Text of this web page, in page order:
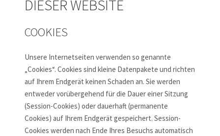
DIESER WEBSITE
COOKIES
Unsere Internetseiten verwenden so genannte
„Cookies“. Cookies sind kleine Datenpakete und richten
auf Ihrem Endgerät keinen Schaden an. Sie werden
entweder vorübergehend für die Dauer einer Sitzung
(Session-Cookies) oder dauerhaft (permanente
Cookies) auf Ihrem Endgerät gespeichert. Session-
Cookies werden nach Ende Ihres Besuchs automatisch